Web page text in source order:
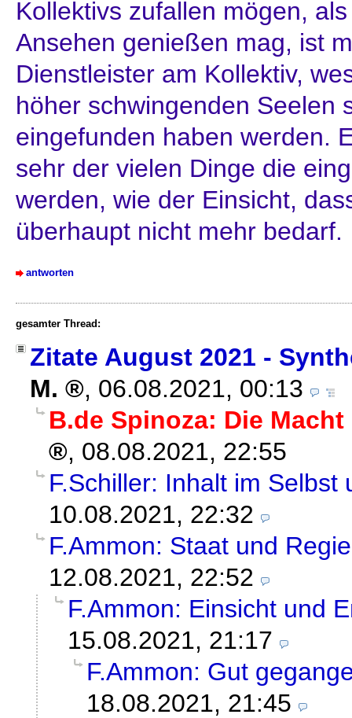
Kollektivs zufallen mögen,
Ansehen genießen mag, ist
Dienstleister am Kollektiv,
höher schwingenden Seelen
eingefunden haben werden.
sehr der vielen Dinge die
werden, wie der Einsicht,
überhaupt nicht mehr bedarf.
antworten
gesamter Thread:
Zitate August 2021 -
M.
, 06.08.2021, 00:13
B.de Spinoza: Die
, 08.08.2021, 22:55
F.Schiller: Inhalt im Selbst
10.08.2021, 22:32
F.Ammon: Staat und
12.08.2021, 22:52
F.Ammon: Einsicht und
15.08.2021, 21:17
F.Ammon: Gut
18.08.2021, 21:45